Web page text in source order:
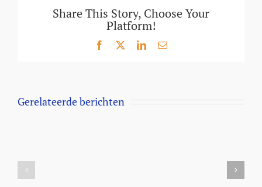
Share This Story, Choose Your
Platform!
Facebook LinkedIn
E-
Gerelateerde berichten